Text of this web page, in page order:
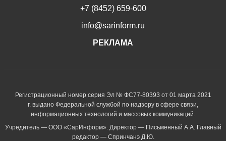
+7 (8452) 659-600
info@sarinform.ru
РЕКЛАМА
Регистрационный номер серия Эл № ФС77-80393 от 01 марта 2021
г. выдано Федеральной службой по надзору в сфере связи,
информационных технологий и массовых коммуникаций.
Учредитель — ООО «СарИнформ». Директор — Письменный А.А. Главный
редактор — Спринчанэ Д.Ю.